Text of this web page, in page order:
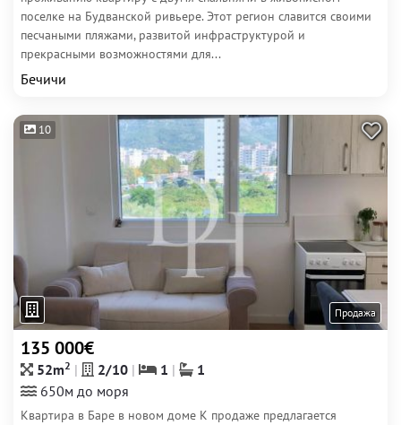
поселке на Будванской ривьере. Этот регион славится своими
песчаными пляжами, развитой инфраструктурой и
прекрасными возможностями для...
Бечичи
10
Продажа
135 000€
52m2 2/10 1
1
650м до моря
Квартира в Баре в новом доме К продаже предлагается